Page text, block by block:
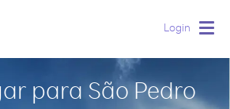
Login
para São Pedro